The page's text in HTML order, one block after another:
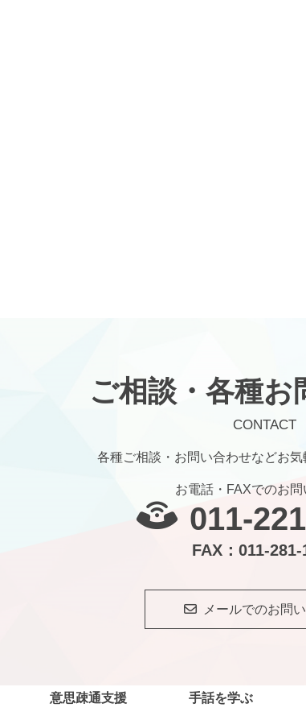
ご相談・各種お
CONTACT
各種ご相談・お問い合わせなどお気
お電話・FAXでのお問
011-
FAX：011-281-
メールでのお問
意思疎通支援 手話を学ぶ